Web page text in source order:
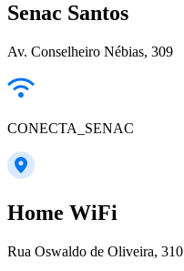
Senac Santos
Av. Conselheiro Nébias, 309
CONECTA_SENAC
Home WiFi
Rua Oswaldo de Oliveira, 310